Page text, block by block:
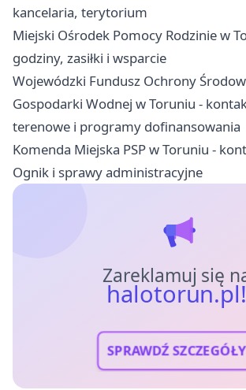
kancelaria, terytorium
Miejski Ośrodek Pomocy Rodzinie w
godziny, zasiłki i wsparcie
Wojewódzki Fundusz Ochrony
Gospodarki Wodnej w Toruniu -
terenowe i programy dofinansowania
Komenda Miejska PSP w Toruniu -
Ognik i sprawy administracyjne
Zareklamuj się
halotorun.pl!
SPRAWDŹ SZCZEGÓŁY